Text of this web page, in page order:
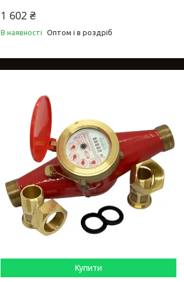
1 602 ₴
В наявності Оптом і в роздріб
Купити